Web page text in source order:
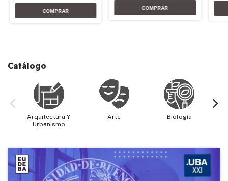
Catálogo
Arquitectura Y
Urbanismo
Arte Biología